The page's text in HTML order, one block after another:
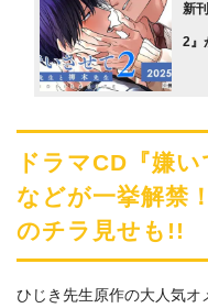
新
2』
ドラマCD『嫌
などが一挙解禁
のチラ見せも!!
ひじき先生原作の大人気オ